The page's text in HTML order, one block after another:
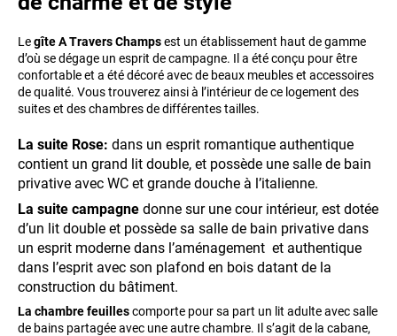
Legîte A Travers Champsest un établissement haut de gamme
d’où se dégage un esprit de campagne. Il a été conçu pour être
confortable et a été décoré avec de beaux meubles et accessoires
de qualité. Vous trouverez ainsi à l’intérieur de ce logement des
suites et des chambres de différentes tailles.
La suite Rose: dans un esprit romantique authentique
contient un grand lit double, et possède une salle de bain
privative avec WC et grande douche à l’italienne.
La suite campagne donne sur une cour intérieur, est dotée
d’un lit double et possède sa salle de bain privative dans
un esprit moderne dans l’aménagement et authentique
dans l’esprit avec son plafond en bois datant de la
construction du bâtiment.
La chambre feuillescomporte pour sa part un lit adulte avec salle
de bains partagée avec une autre chambre. Il s’agit de la cabane,